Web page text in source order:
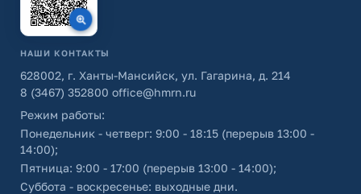
НАШИ КОНТАКТЫ
628002, г. Ханты-Мансийск, ул. Гагарина, д. 214
8 (3467) 352800 office@hmrn.ru
Режим работы:
Понедельник - четверг: 9:00 - 18:15 (перерыв 13:00 -
14:00);
Пятница: 9:00 - 17:00 (перерыв 13:00 - 14:00);
Суббота - воскресенье: выходные дни.